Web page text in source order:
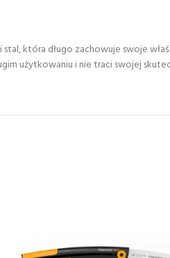
która długo zachowuje swoje
użytkowaniu i nie traci swojej